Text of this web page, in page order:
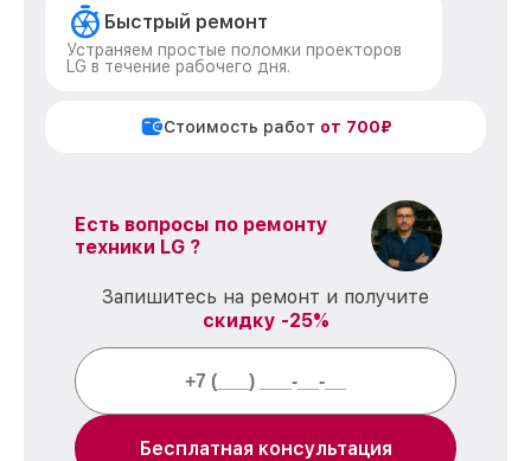
Быстрый ремонт
Устраняем простые поломки проекторов
LG в течение рабочего дня.
Стоимость работ от 700₽
Есть вопросы по ремонту
техники LG ?
Запишитесь на ремонт и получите
скидку -25%
Бесплатная консультация